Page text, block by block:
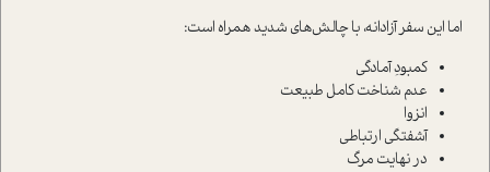
اما این سفر آزادانه، با چالش‌های شدید همراه است:
کمبودِ آمادگی
عدم شناخت کامل طبیعت
انزوا
آشفتگی ارتباطی
در نهایت مرگ